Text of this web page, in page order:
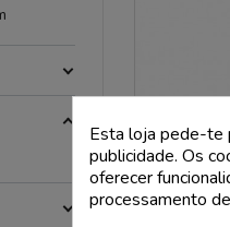
Oltrepó
Esta loja pede-te
publicidade. Os
oferecer
processamento